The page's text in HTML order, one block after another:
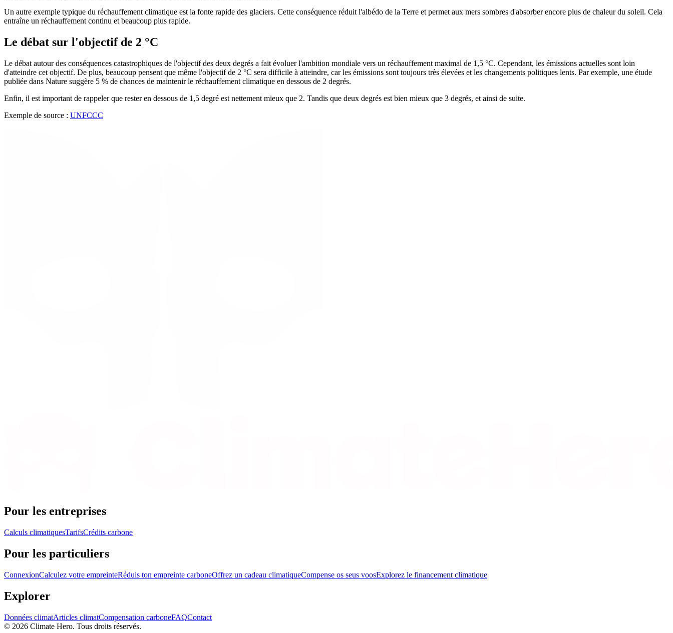
Un autre exemple typique du réchauffement climatique est la fonte rapide des glaciers. Cette conséquence réduit l'albédo de la Terre et permet aux mers sombres d'absorber encore plus de chaleur du soleil. Cela
entraîne un réchauffement continu et beaucoup plus rapide.
Le débat sur l'objectif de 2 °C
Le débat autour des conséquences catastrophiques de l'objectif des deux degrés a fait évoluer l'ambition mondiale vers un réchauffement maximal de 1,5 °C. Cependant, les émissions actuelles sont loin
d'atteindre cet objectif. De plus, beaucoup pensent que même l'objectif de 2 °C sera difficile à atteindre, car les émissions sont toujours très élevées et les changements politiques lents. Par exemple, une étude
publiée dans Nature suggère 5 % de chances de maintenir le réchauffement climatique en dessous de 2 degrés.
Enfin, il est important de rappeler que rester en dessous de 1,5 degré est nettement mieux que 2. Tandis que deux degrés est bien mieux que 3 degrés, et ainsi de suite.
Exemple de source : UNFCCC
Pour les entreprises
Calculs climatiquesTarifsCrédits carbone
Pour les particuliers
ConnexionCalculez votre empreinteRéduis ton empreinte carboneOffrez un cadeau climatiqueCompense os seus voosExplorez le financement climatique
Explorer
Données climatArticles climatCompensation carboneFAQContact
© 2026 Climate Hero. Tous droits réservés.